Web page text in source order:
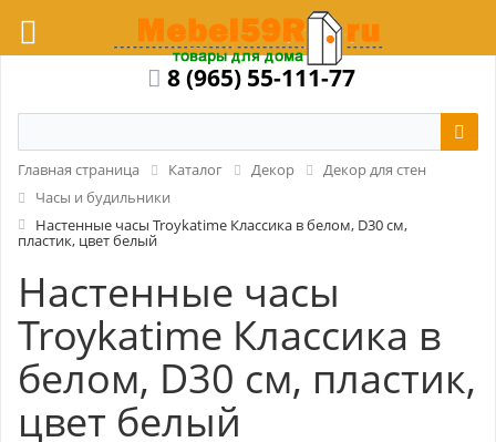
8 (965) 55-111-77
Главная страница Каталог Декор
Декор для стен
Часы и будильники
Настенные часы Troykatime Классика в белом, D30 см,
пластик, цвет белый
Настенные часы
Troykatime Классика в
белом, D30 см, пластик,
цвет белый